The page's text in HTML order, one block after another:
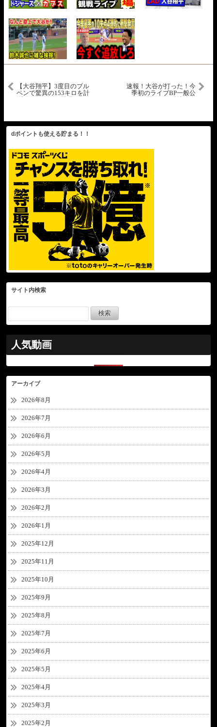
【大谷翔平】3度目のブル
ペンで驚異の153キロを計
速報！大谷が打った！今
季初のライブBP一般公
dポイントも使える貯まる！！
サイト内検索
人気動画
アーカイブ
2026年8月
2026年7月
2026年6月
2026年5月
2026年4月
2026年3月
2026年2月
2026年1月
2025年12月
2025年11月
2025年10月
2025年9月
2025年8月
2025年7月
2025年6月
2025年5月
2025年4月
2025年3月
2025年2月